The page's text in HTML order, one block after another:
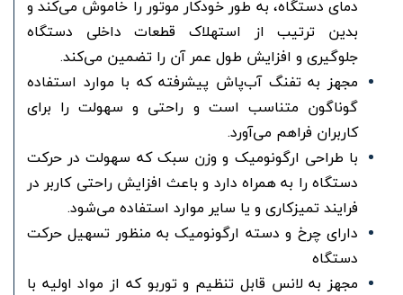
دمای دستگاه، به طور خودکار موتور را خاموش می‌کند و
بدین ترتیب از استهلاک قطعات داخلی دستگاه
جلوگیری و افزایش طول عمر آن را تضمین می‌کند.
مجهز به تفنگ آب‌پاش پیشرفته که با موارد استفاده
گوناگون متناسب است و راحتی و سهولت را برای
کاربران فراهم می‌آورد.
با طراحی ارگونومیک و وزن سبک که سهولت در حرکت
دستگاه را به همراه دارد و باعث افزایش راحتی کاربر در
فرایند تمیزکاری و یا سایر موارد استفاده می‌شود.
دارای چرخ و دسته ارگونومیک به منظور تسهیل حرکت
دستگاه
مجهز به لانس قابل تنظیم و توربو که از مواد اولیه با